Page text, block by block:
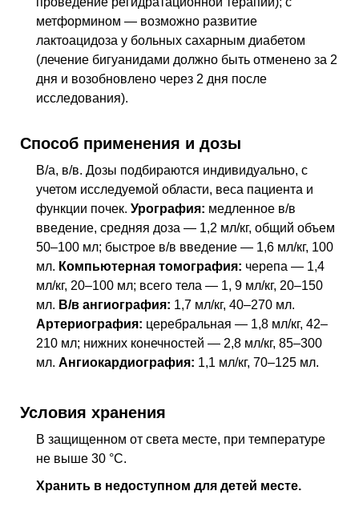
метформином — возможно развитие
лактоацидоза у больных сахарным диабетом
(лечение бигуанидами должно быть отменено за 2
дня и возобновлено через 2 дня после
исследования).
Способ применения и дозы
В/а, в/в. Дозы подбираются индивидуально, с
учетом исследуемой области, веса пациента и
функции почек. Урография: медленное в/в
введение, средняя доза — 1,2 мл/кг, общий объем
50–100 мл; быстрое в/в введение — 1,6 мл/кг, 100
мл. Компьютерная томография: черепа — 1,4
мл/кг, 20–100 мл; всего тела — 1, 9 мл/кг, 20–150
мл. В/в ангиография: 1,7 мл/кг, 40–270 мл.
Артериография: церебральная — 1,8 мл/кг, 42–
210 мл; нижних конечностей — 2,8 мл/кг, 85–300
мл. Ангиокардиография: 1,1 мл/кг, 70–125 мл.
Условия хранения
В защищенном от света месте, при температуре
не выше 30 °C.
Хранить в недоступном для детей месте.